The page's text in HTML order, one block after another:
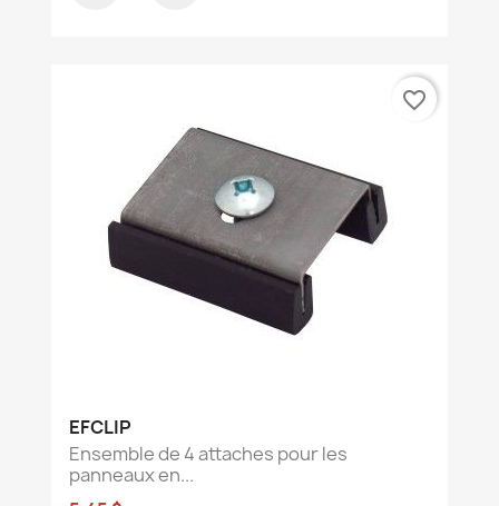
EFCLIP
Ensemble de 4 attaches pour les
panneaux en...
favorite_border